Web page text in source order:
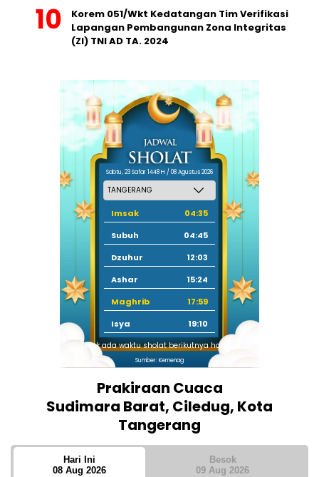
Korem 051/Wkt Kedatangan Tim Verifikasi
Lapangan Pembangunan Zona Integritas
(ZI) TNI AD TA. 2024
Sabtu, 23 Safar 1448 H / 08 Agustus 2026
Imsak
04:35
Subuh
04:45
Dzuhur
12:03
Ashar
15:24
Maghrib
17:59
Isya
19:10
Tidak ada waktu sholat berikutnya hari ini.
Sumber: Kemenag
Prakiraan Cuaca
Sudimara Barat, Ciledug, Kota
Tangerang
Hari Ini
08 Aug 2026
Besok
09 Aug 2026